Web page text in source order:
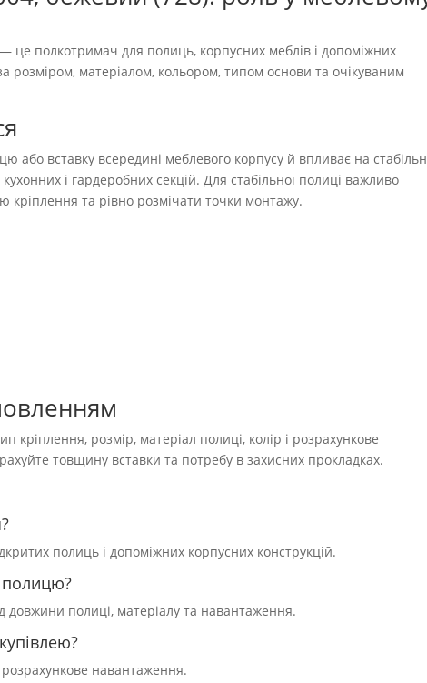
— це полкотримач для полиць, корпусних меблів і допоміжних
розміром, матеріалом, кольором, типом основи та очікуваним
або вставку всередині меблевого корпусу й впливає на
і гардеробних секцій. Для стабільної полиці важливо
кріплення та рівно розмічати точки монтажу.
розмір, матеріал полиці, колір і розрахункове
товщину вставки та потребу в захисних прокладках.
полиць і допоміжних корпусних конструкцій.
полицю?
довжини полиці, матеріалу та навантаження.
розрахункове навантаження.